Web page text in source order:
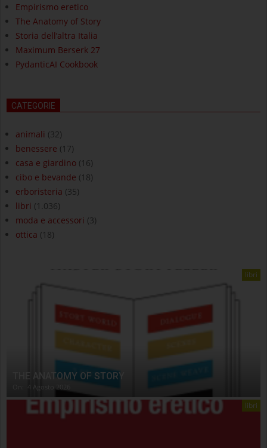
Empirismo eretico
The Anatomy of Story
Storia dell’altra Italia
Maximum Berserk 27
PydanticAI Cookbook
CATEGORIE
animali (32)
benessere (17)
casa e giardino (16)
cibo e bevande (18)
erboristeria (35)
libri (1.036)
moda e accessori (3)
ottica (18)
libri
THE ANATOMY OF STORY
4 Agosto 2026
libri